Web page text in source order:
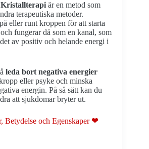
Kristallterapi är en metod som
terapeutiska metoder.
eller runt kroppen för att starta
fungerar då som en kanal, som
av positiv och helande energi i
leda bort negativa energier
eller psyke och minska
energin. På så sätt kan du
att sjukdomar bryter ut.
Betydelse och Egenskaper❤